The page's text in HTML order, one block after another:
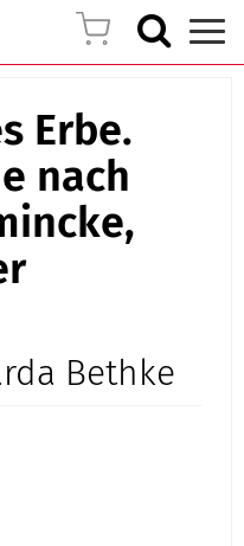
Erbe.
nach
Bethke